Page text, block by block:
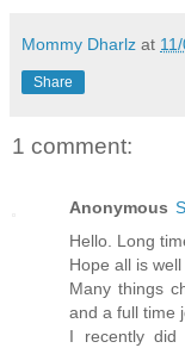
Mommy Dharlz at
Share
1 comment:
Anonymous
Hello. Long
Hope all is well
Many things
and a full time
I recently did